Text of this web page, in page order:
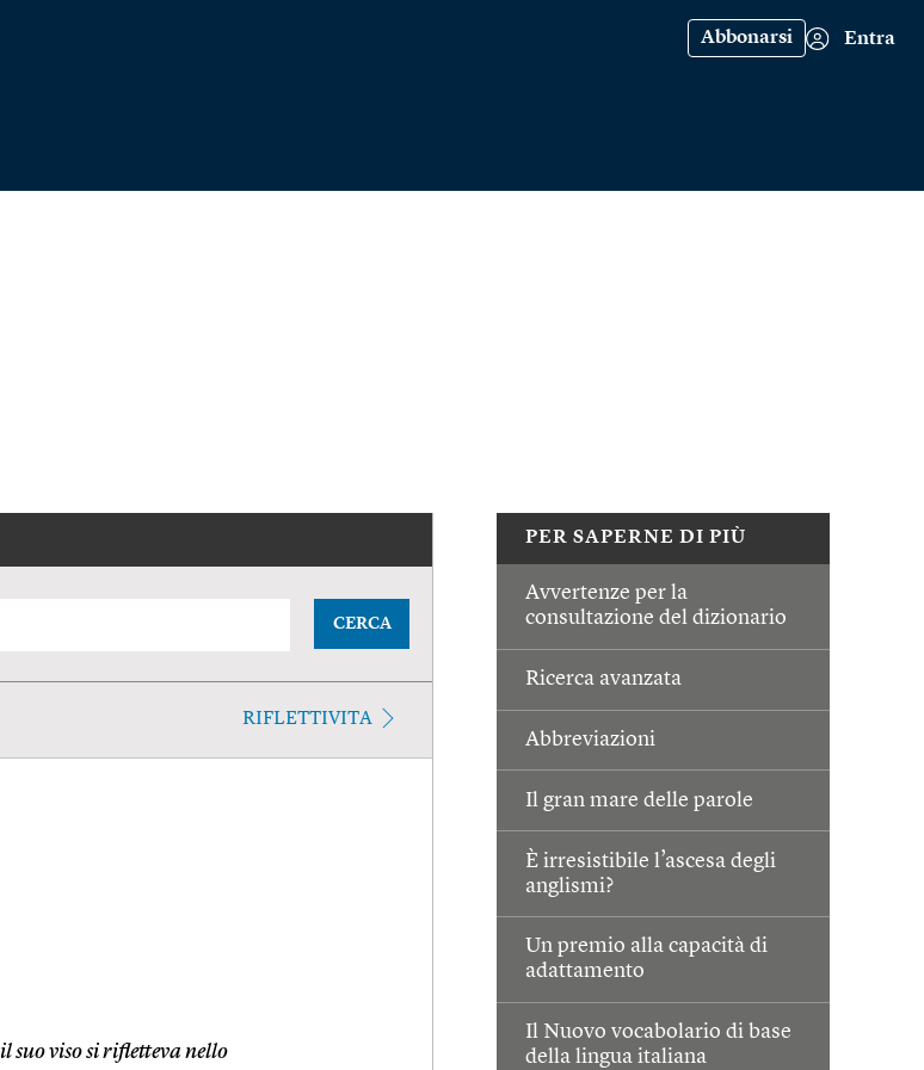
Abbonarsi Entra
PER SAPERNE DI PIÙ
Avvertenze per la
consultazione del dizionario
Ricerca avanzata
Abbreviazioni
Il gran mare delle parole
È irresistibile l’ascesa degli
anglismi?
Un premio alla capacità di
adattamento
Il Nuovo vocabolario di base
della lingua italiana
CERCA
RIFLETTIVITA
il suo viso si rifletteva nello